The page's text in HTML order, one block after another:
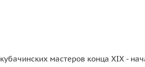
мастеров конца XIX -